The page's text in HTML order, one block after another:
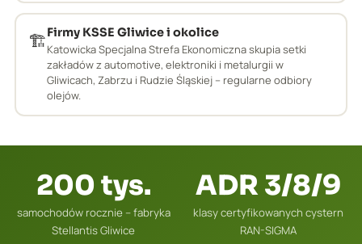
🏗️Firmy KSSE Gliwice i okolice
Katowicka Specjalna Strefa Ekonomiczna skupia setki
zakładów z automotive, elektroniki i metalurgii w
Gliwicach, Zabrzu i Rudzie Śląskiej – regularne odbiory
olejów.
200 tys.
samochodów rocznie – fabryka
Stellantis Gliwice
ADR 3/8/9
klasy certyfikowanych cystern
RAN-SIGMA